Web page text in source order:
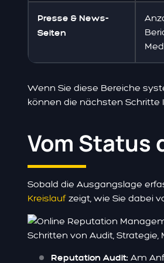
Presse & News-
Seiten
Wenn Sie diese Bereiche
können die nächsten Schritte
Vom Status
Sobald die Ausgangslage
Kreislauf zeigt, wie Sie dabei
Reputation Audit: Am